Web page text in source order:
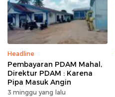
Headline
Pembayaran PDAM Mahal,
Direktur PDAM : Karena
Pipa Masuk Angin
3 minggu yang lalu